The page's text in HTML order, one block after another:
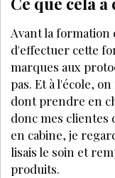
Avant la formation
d'effectuer cette
marques aux
pas. Et à l'école,
dont prendre en
donc mes clientes
en cabine, je
lisais le soin et
produits.